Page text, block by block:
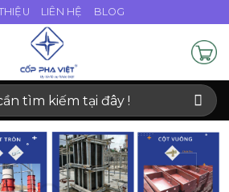
LIÊN HỆ BLOG